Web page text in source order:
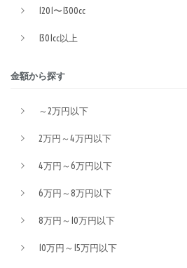
1201〜1300cc
1301cc以上
金額から探す
～2万円以下
2万円～4万円以下
4万円～6万円以下
6万円～8万円以下
8万円～10万円以下
10万円～15万円以下